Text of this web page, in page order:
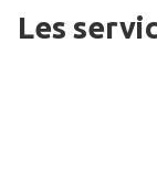
Les